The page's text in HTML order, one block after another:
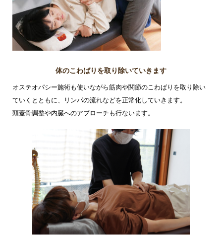
体のこわばりを取り除いていきます
オステオパシー施術も使いながら筋肉や関節のこわばりを取り除い
ていくとともに、リンパの流れなどを正常化していきます。
頭蓋骨調整や内臓へのアプローチも行ないます。